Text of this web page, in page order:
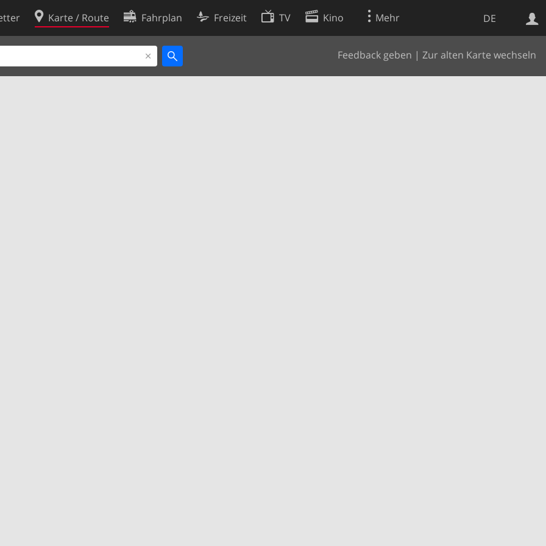
DE
Karte / Route Fahrplan Freizeit TV Kino Mehr
Feedback geben | Zur alten Karte wechseln
Websuche
Cookie-Richtlinie
Cookie-Einstellungen